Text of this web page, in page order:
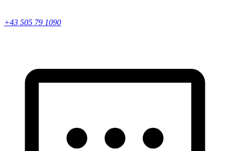
+43 505 79 1090